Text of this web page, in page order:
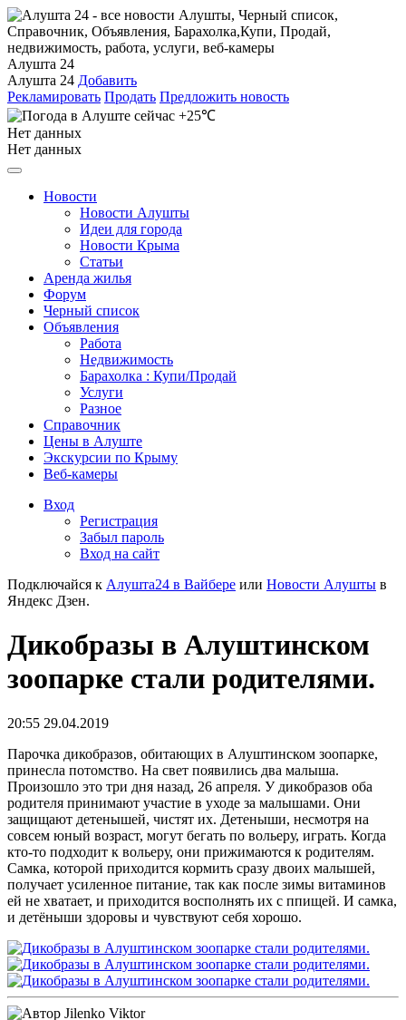
Алушта 24
Алушта 24 Добавить
Рекламировать Продать Предложить новость
+25℃
Нет данных
Нет данных
Новости
Новости Алушты
Идеи для города
Новости Крыма
Статьи
Аренда жилья
Форум
Черный список
Объявления
Работа
Недвижимость
Барахолка : Купи/Продай
Услуги
Разное
Справочник
Цены в Алуште
Экскурсии по Крыму
Веб-камеры
Вход
Регистрация
Забыл пароль
Вход на сайт
Подключайся к Алушта24 в Вайбере или Новости Алушты в
Яндекс Дзен.
Дикобразы в Алуштинском
зоопарке стали родителями.
20:55 29.04.2019
Парочка дикобразов, обитающих в Алуштинском зоопарке,
принесла потомство. На свет появились два малыша.
Произошло это три дня назад, 26 апреля. У дикобразов оба
родителя принимают участие в уходе за малышами. Они
защищают детенышей, чистят их. Детеныши, несмотря на
совсем юный возраст, могут бегать по вольеру, играть. Когда
кто-то подходит к вольеру, они прижимаются к родителям.
Самка, которой приходится кормить сразу двоих малышей,
получает усиленное питание, так как после зимы витаминов
ей не хватает, и приходится восполнять их с ппищей. И самка,
и детёныши здоровы и чувствуют себя хорошо.